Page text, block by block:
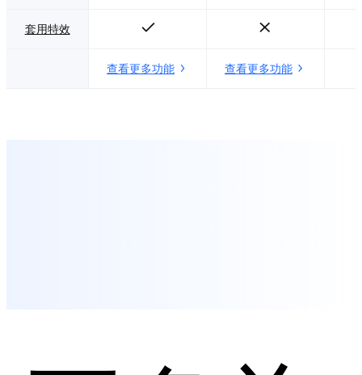
套用特效
查看更多功能 查看更多功能